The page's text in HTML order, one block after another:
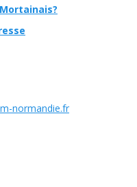
normandie.fr